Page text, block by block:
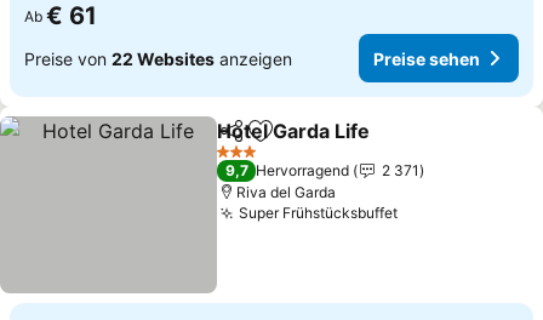
Ab € 61
Preise von 22 Websites anzeigen Preise sehen
TeilenZu Favoriten hinzufügen
Hotel Garda Life
3 Sterne
9,7 Hervorragend
2 371
Riva del Garda
Super FrühstücksbuffetPreise sehen